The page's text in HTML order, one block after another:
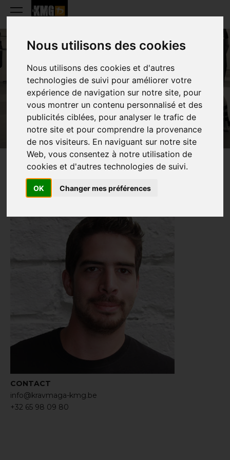
Nous utilisons des cookies
Nous utilisons des cookies et d'autres
technologies de suivi pour améliorer votre
expérience de navigation sur notre site, pour
vous montrer un contenu personnalisé et des
publicités ciblées, pour analyser le trafic de
notre site et pour comprendre la provenance
de nos visiteurs. En naviguant sur notre site
Web, vous consentez à notre utilisation de
cookies et d'autres technologies de suivi.
OK Changer mes préférences
NOÉ DELVIGNE
PRESENTATION
CONTACT
info@kravmaga-kmg.be
+32 65 98 09 80